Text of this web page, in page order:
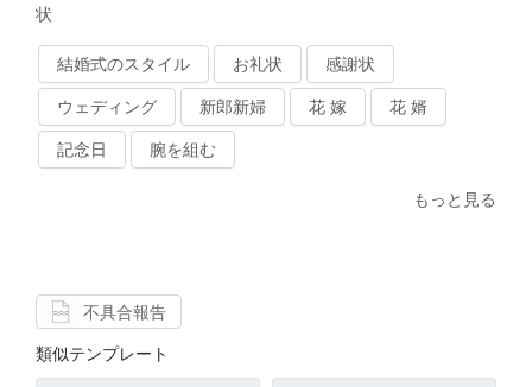
状
結婚式のスタイル お礼状 感謝状
ウェディング 新郎新婦 花 嫁 花 婿
記念日 腕を組む
もっと見る
不具合報告
類似テンプレート